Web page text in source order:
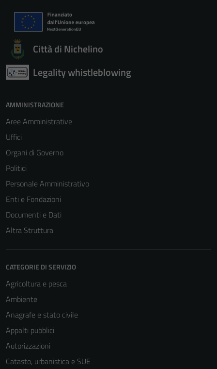
Città di Nichelino
Legality whistleblowing
AMMINISTRAZIONE
Aree Amministrative
Uffici
Organi di Governo
Politici
Personale Amministrativo
Enti e Fondazioni
Documenti e Dati
Altra Struttura
CATEGORIE DI SERVIZIO
Agricoltura e pesca
Ambiente
Anagrafe e stato civile
Appalti pubblici
Autorizzazioni
Catasto, urbanistica e SUE